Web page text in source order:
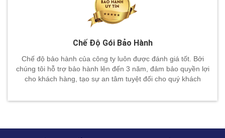
Chế Độ Gói Bảo Hành
Chế độ bảo hành của công ty luôn được đánh giá tốt. Bởi
chúng tôi hỗ trợ bảo hành lên đến 3 năm, đảm bảo quyền lợi
cho khách hàng, tạo sự an tâm tuyệt đối cho quý khách